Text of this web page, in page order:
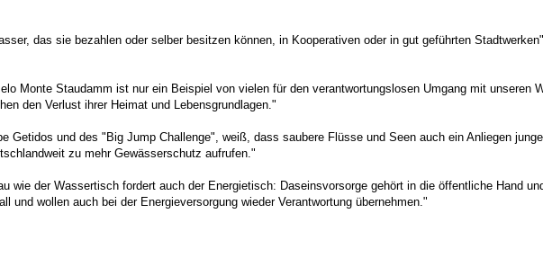
das sie bezahlen oder selber besitzen können, in Kooperativen oder in gut geführten
Monte Staudamm ist nur ein Beispiel von vielen für den verantwortungslosen Umgang mit
den Verlust ihrer Heimat und Lebensgrundlagen."
Getidos und des "Big Jump Challenge", weiß, dass saubere Flüsse und Seen auch ein Anliegen
zu mehr Gewässerschutz aufrufen."
wie der Wassertisch fordert auch der Energietisch: Daseinsvorsorge gehört in die öffentliche Hand
und wollen auch bei der Energieversorgung wieder Verantwortung übernehmen."